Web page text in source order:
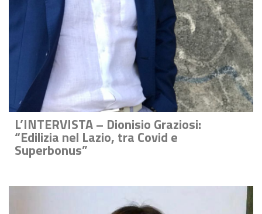
L’INTERVISTA – Dionisio Graziosi:
“Edilizia nel Lazio, tra Covid e
Superbonus”